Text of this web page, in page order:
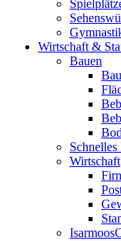
Wirtschaft &
Bauen
Schnelles
Wirtschaft